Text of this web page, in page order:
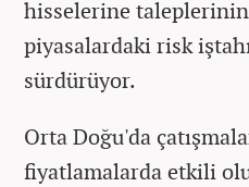
hisselerine
piyasalardaki risk
sürdürüyor.
Orta Doğu'da
fiyatlamalarda etkili